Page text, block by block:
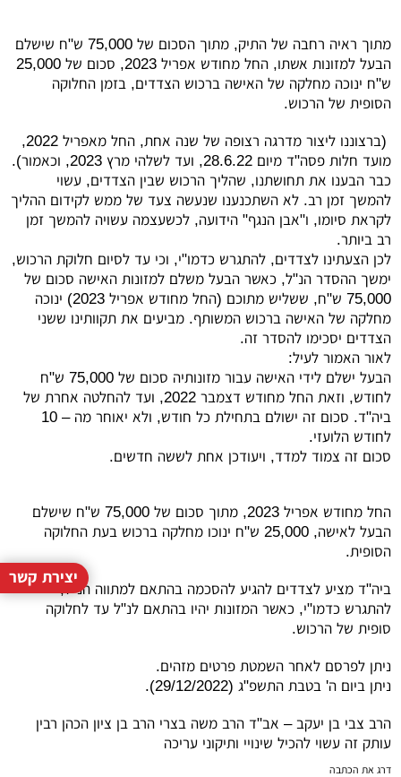
מתוך ראיה רחבה של התיק, מתוך הסכום של 75,000 ש"ח שישלם
הבעל למזונות אשתו, החל מחודש אפריל 2023, סכום של 25,000
ש"ח ינוכה מחלקה של האישה ברכוש הצדדים, בזמן החלוקה
הסופית של הרכוש.
(ברצוננו ליצור מדרגה רצופה של שנה אחת, החל מאפריל 2022,
מועד חלות פסה"ד מיום 28.6.22, ועד לשלהי מרץ 2023, וכאמור).
כבר הבענו את תחושתנו, שהליך הרכוש שבין הצדדים, עשוי
להמשך זמן רב. לא השתכנענו שנעשה צעד של ממש לקידום ההליך
לקראת סיומו, ו"אבן הנגף" הידועה, לכשעצמה עשויה להמשך זמן
רב ביותר.
לכן הצעתינו לצדדים, להתגרש כדמו"י, וכי עד לסיום חלוקת הרכוש,
ימשך ההסדר הנ"ל, כאשר הבעל משלם למזונות האישה סכום של
75,000 ש"ח, ששליש מתוכם (החל מחודש אפריל 2023) ינוכה
מחלקה של האישה ברכוש המשותף. מביעים את תקוותינו ששני
הצדדים יסכימו להסדר זה.
לאור האמור לעיל:
הבעל ישלם לידי האישה עבור מזונותיה סכום של 75,000 ש"ח
לחודש, וזאת החל מחודש דצמבר 2022, ועד להחלטה אחרת של
ביה"ד. סכום זה ישולם בתחילת כל חודש, ולא יאוחר מה – 10
לחודש הלועזי.
סכום זה צמוד למדד, ויעודכן אחת לששה חדשים.
החל מחודש אפריל 2023, מתוך סכום של 75,000 ש"ח שישלם
הבעל לאישה, 25,000 ש"ח ינוכו מחלקה ברכוש בעת החלוקה
הסופית.
ביה"ד מציע לצדדים להגיע להסכמה בהתאם למתווה הנ"ל,
להתגרש כדמו"י, כאשר המזונות יהיו בהתאם לנ"ל עד לחלוקה
סופית של הרכוש.
ניתן לפרסם לאחר השמטת פרטים מזהים.
ניתן ביום ה' בטבת התשפ"ג (29/12/2022).
הרב צבי בן יעקב – אב"ד הרב משה בצרי הרב בן ציון הכהן רבין
עותק זה עשוי להכיל שינויי ותיקוני עריכה
דרג את הכתבה
יצירת קשר